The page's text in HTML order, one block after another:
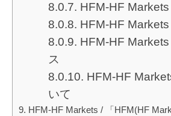
HFM-HF
HFM-HF
HFM-HF
ス
HFM-HF
いて
HFM-HF Markets / 「HFM(HF